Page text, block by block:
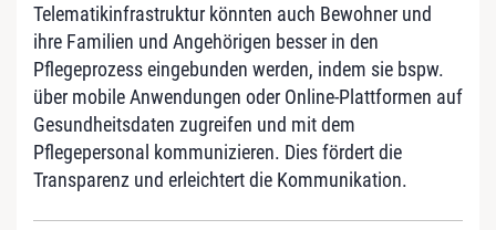
Telematikinfrastruktur könnten auch Bewohner und
ihre Familien und Angehörigen besser in den
Pflegeprozess eingebunden werden, indem sie bspw.
über mobile Anwendungen oder Online-Plattformen auf
Gesundheitsdaten zugreifen und mit dem
Pflegepersonal kommunizieren. Dies fördert die
Transparenz und erleichtert die Kommunikation.